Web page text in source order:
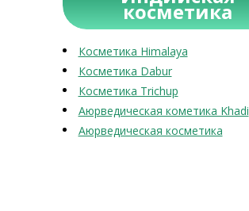
косметика
Косметика Himalaya
Косметика Dabur
Косметика Trichup
Аюрведическая кометика Khadi
Аюрведическая косметика